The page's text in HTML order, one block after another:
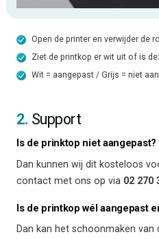
Open de printer en verwijder de
Ziet de printkop er wit uit of is
Wit = aangepast / Grijs = niet
2. Support
Is de prinktop niet aangepast?
Dan kunnen wij dit kosteloos
contact met ons op via 02 270
Is de printkop wél aangepast
Dan kan het schoonmaken van